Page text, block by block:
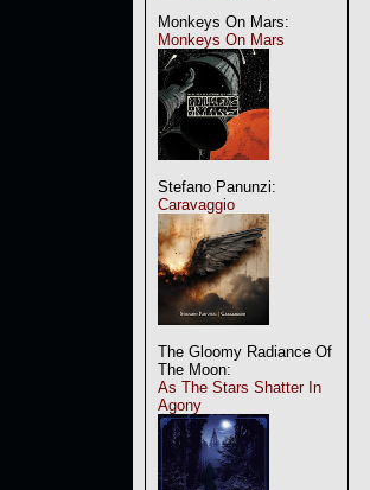
Monkeys On Mars:
Monkeys On Mars
Stefano Panunzi:
Caravaggio
The Gloomy Radiance Of
The Moon:
As The Stars Shatter In
Agony